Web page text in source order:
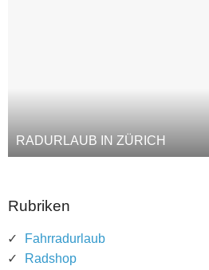
RADURLAUB IN ZÜRICH
Rubriken
Fahrradurlaub
Radshop